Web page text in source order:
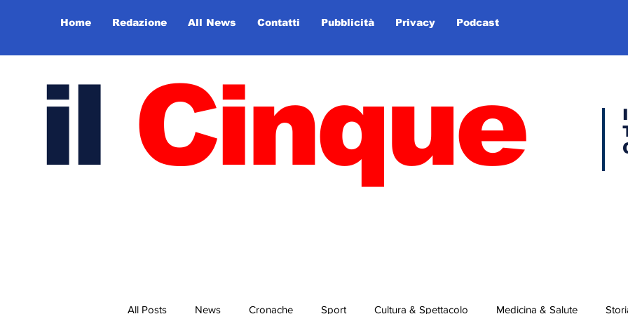
Home Redazione All News Contatti Pubblicità Privacy Podcast
il Cinque
All Posts News Cronache Sport Cultura & Spettacolo Medicina & Salute